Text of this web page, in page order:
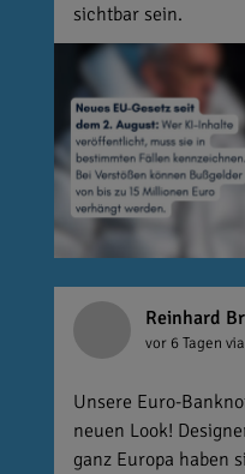
sichtbar sein.
Reinhard
vor 6 Tagen
Unsere Euro-
neuen Look!
ganz Europa haben